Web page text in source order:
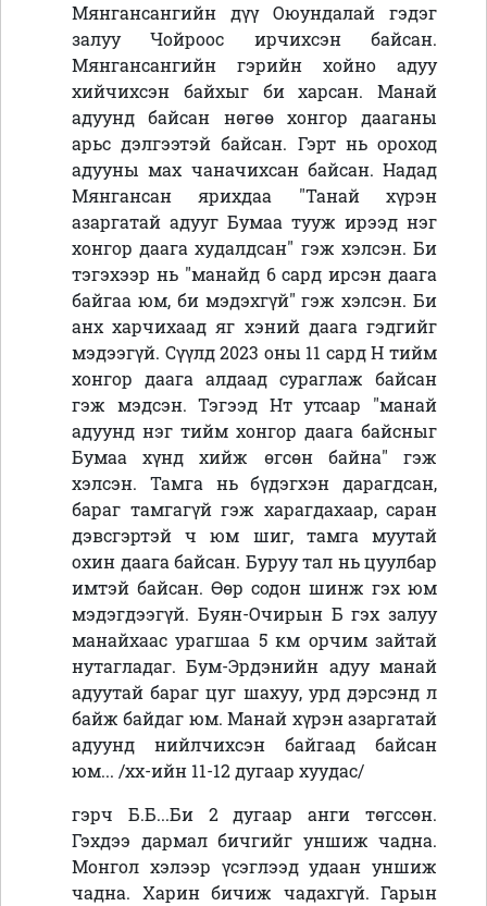
Мянгансангийн дүү Оюундалай гэдэг
залуу Чойроос ирчихсэн байсан.
Мянгансангийн гэрийн хойно адуу
хийчихсэн байхыг би харсан. Манай
адуунд байсан нөгөө хонгор дааганы
арьс дэлгээтэй байсан. Гэрт нь ороход
адууны мах чаначихсан байсан. Надад
Мянгансан ярихдаа "Танай хүрэн
азаргатай адууг Бумаа тууж ирээд нэг
хонгор даага худалдсан" гэж хэлсэн. Би
тэгэхээр нь "манайд 6 сард ирсэн даага
байгаа юм, би мэдэхгүй" гэж хэлсэн. Би
анх харчихаад яг хэний даага гэдгийг
мэдээгүй. Сүүлд 2023 оны 11 сард Н тийм
хонгор даага алдаад сураглаж байсан
гэж мэдсэн. Тэгээд Нт утсаар "манай
адуунд нэг тийм хонгор даага байсныг
Бумаа хүнд хийж өгсөн байна" гэж
хэлсэн. Тамга нь бүдэгхэн дарагдсан,
бараг тамгагүй гэж харагдахаар, саран
дэвсгэртэй ч юм шиг, тамга муутай
охин даага байсан. Буруу тал нь цуулбар
имтэй байсан. Өөр содон шинж гэх юм
мэдэгдээгүй. Буян-Очирын Б гэх залуу
манайхаас урагшаа 5 км орчим зайтай
нутагладаг. Бум-Эрдэнийн адуу манай
адуутай бараг цуг шахуу, урд дэрсэнд л
байж байдаг юм. Манай хүрэн азаргатай
адуунд нийлчихсэн байгаад байсан
юм... /хх-ийн 11-12 дугаар хуудас/
гэрч Б.Б...Би 2 дугаар анги төгссөн.
Гэхдээ дармал бичгийг уншиж чадна.
Монгол хэлээр үсэглээд удаан уншиж
чадна. Харин бичиж чадахгүй. Гарын